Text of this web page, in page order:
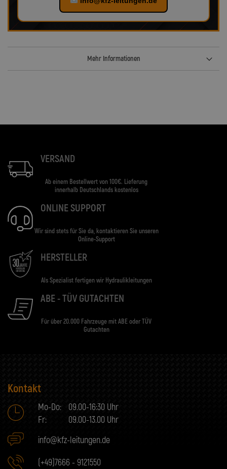
Mehr Informationen
VERSAND
Ab einem Bestellwert von 100€. Lieferung
innerhalb Deutschlands kostenlos
ONLINE SUPPORT
Wir sind stets für Sie da, kontaktieren Sie unseren
Online-Support
HERSTELLER
Als Spezialist fertigen wir Hydraulikleitungen
ABE - TÜV GUTACHTEN
Für über 20.000 Fahrzeuge mit ABE oder TÜV
Gutachten
Kontakt
Mo-Do:
09.00-16:30 Uhr
Fr:
09.00-13.00 Uhr
info@kfz-leitungen.de
(+49)7666 - 9121550